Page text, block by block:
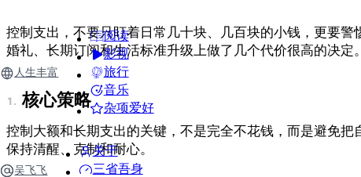
人生丰富
阅读
影视
旅行
音乐
杂项爱好
吴飞飞
关于
三省吾身
控制支出，不要只盯着日常几十块、几百块的小钱，更要
婚礼、长期订阅和生活标准升级上做了几个代价很高的决定。
核心策略
控制大额和长期支出的关键，不是完全不花钱，而是避免
保持清醒、克制和耐心。